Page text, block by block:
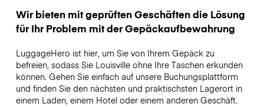
Wir bieten mit geprüften Geschäften die Lösung
für Ihr Problem mit der Gepäckaufbewahrung
LuggageHero ist hier, um Sie von Ihrem Gepäck zu
befreien, sodass Sie Louisville ohne Ihre Taschen erkunden
können. Gehen Sie einfach auf unsere Buchungsplattform
und finden Sie den nächsten und praktischsten Lagerort in
einem Laden, einem Hotel oder einem anderen Geschäft.